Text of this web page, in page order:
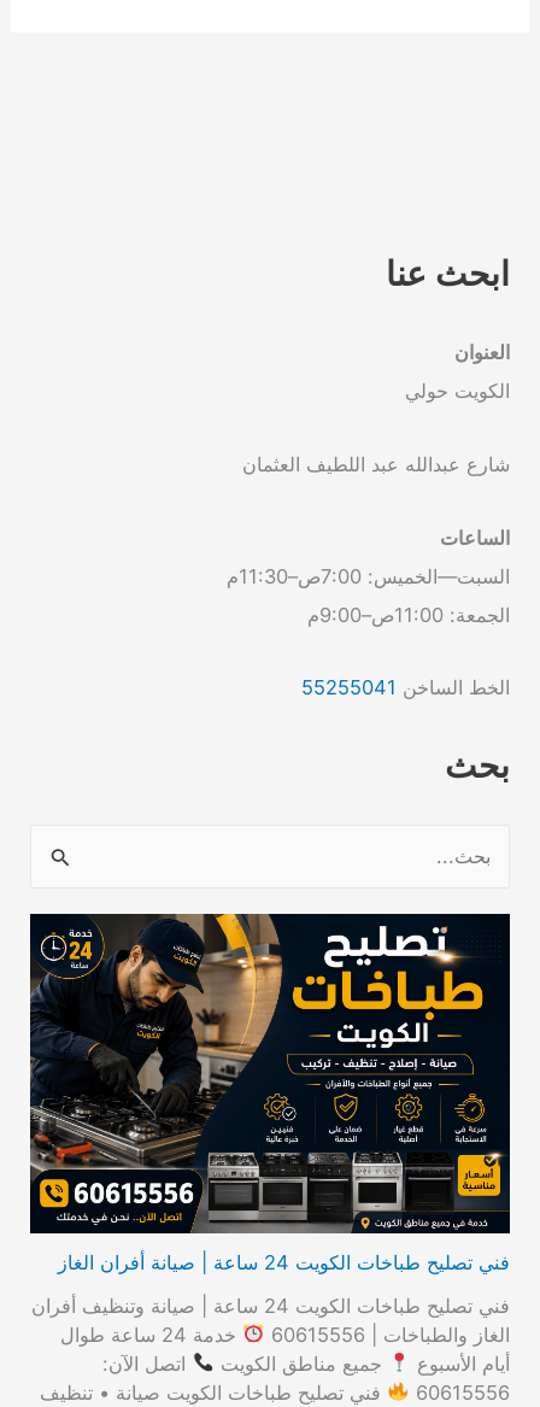
ابحث عنا
العنوان
الكويت حولي
شارع عبدالله عبد اللطيف العثمان
الساعات
السبت—الخميس: 7:00ص–11:30م
الجمعة: 11:00ص–9:00م
الخط الساخن 55255041
بحث
فني تصليح طباخات الكويت 24 ساعة | صيانة أفران الغاز
فني تصليح طباخات الكويت 24 ساعة | صيانة وتنظيف أفران
الغاز والطباخات | 60615556
خدمة 24 ساعة طوال
أيام الأسبوع
جميع مناطق الكويت
اتصل الآن:
60615556
فني تصليح طباخات الكويت صيانة • تنظيف